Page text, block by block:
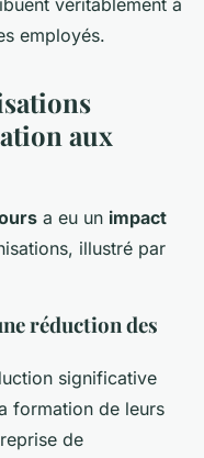
véritablement à
employés.
aux
a eu un impact
illustré par
réduction des
significative
formation de leurs
de